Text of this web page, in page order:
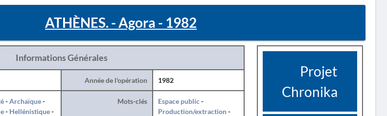
ATHÈNES. - Agora - 1982
Informations Générales
Année de l'opération 1982
-Archaïque-
- Hellénistique-
Mots-clés Espace public-
Production/extraction-
Projet
Chronika